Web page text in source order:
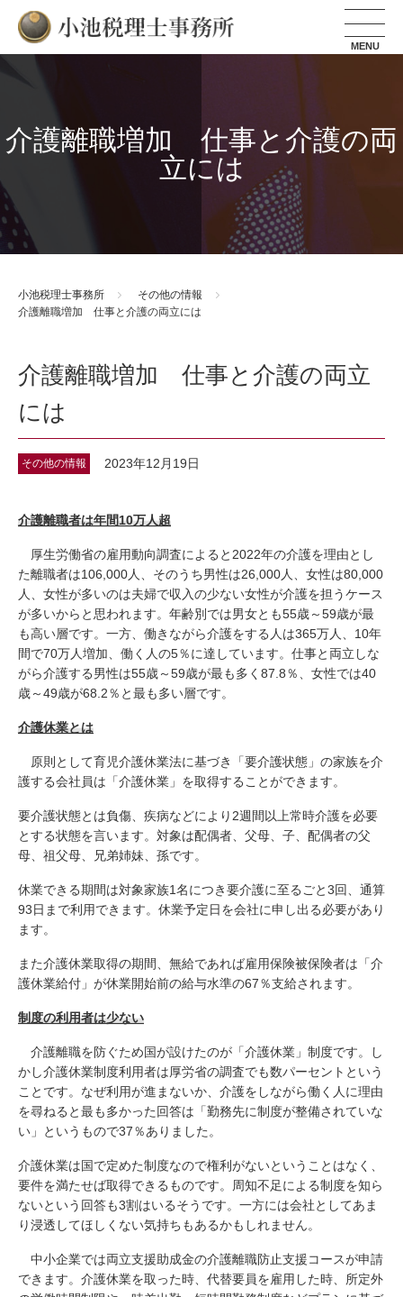
小池税理士事務所
介護離職増加 仕事と介護の両
立には
小池税理士事務所
その他の情報
介護離職増加 仕事と介護の両立には
介護離職増加 仕事と介護の両立
には
その他の情報 2023年12月19日
介護離職者は年間10万人超
厚生労働省の雇用動向調査によると2022年の介護を理由とし
た離職者は106,000人、そのうち男性は26,000人、女性は80,000
人、女性が多いのは夫婦で収入の少ない女性が介護を担うケース
が多いからと思われます。年齢別では男女とも55歳～59歳が最
も高い層です。一方、働きながら介護をする人は365万人、10年
間で70万人増加、働く人の5％に達しています。仕事と両立しな
がら介護する男性は55歳～59歳が最も多く87.8％、女性では40
歳～49歳が68.2％と最も多い層です。
介護休業とは
原則として育児介護休業法に基づき「要介護状態」の家族を介
護する会社員は「介護休業」を取得することができます。
要介護状態とは負傷、疾病などにより2週間以上常時介護を必要
とする状態を言います。対象は配偶者、父母、子、配偶者の父
母、祖父母、兄弟姉妹、孫です。
休業できる期間は対象家族1名につき要介護に至るごと3回、通算
93日まで利用できます。休業予定日を会社に申し出る必要があり
ます。
また介護休業取得の期間、無給であれば雇用保険被保険者は「介
護休業給付」が休業開始前の給与水準の67％支給されます。
制度の利用者は少ない
介護離職を防ぐため国が設けたのが「介護休業」制度です。し
かし介護休業制度利用者は厚労省の調査でも数パーセントという
ことです。なぜ利用が進まないか、介護をしながら働く人に理由
を尋ねると最も多かった回答は「勤務先に制度が整備されていな
い」というもので37％ありました。
介護休業は国で定めた制度なので権利がないということはなく、
要件を満たせば取得できるものです。周知不足による制度を知ら
ないという回答も3割はいるそうです。一方には会社としてあま
り浸透してほしくない気持ちもあるかもしれません。
中小企業では両立支援助成金の介護離職防止支援コースが申請
できます。介護休業を取った時、代替要員を雇用した時、所定外